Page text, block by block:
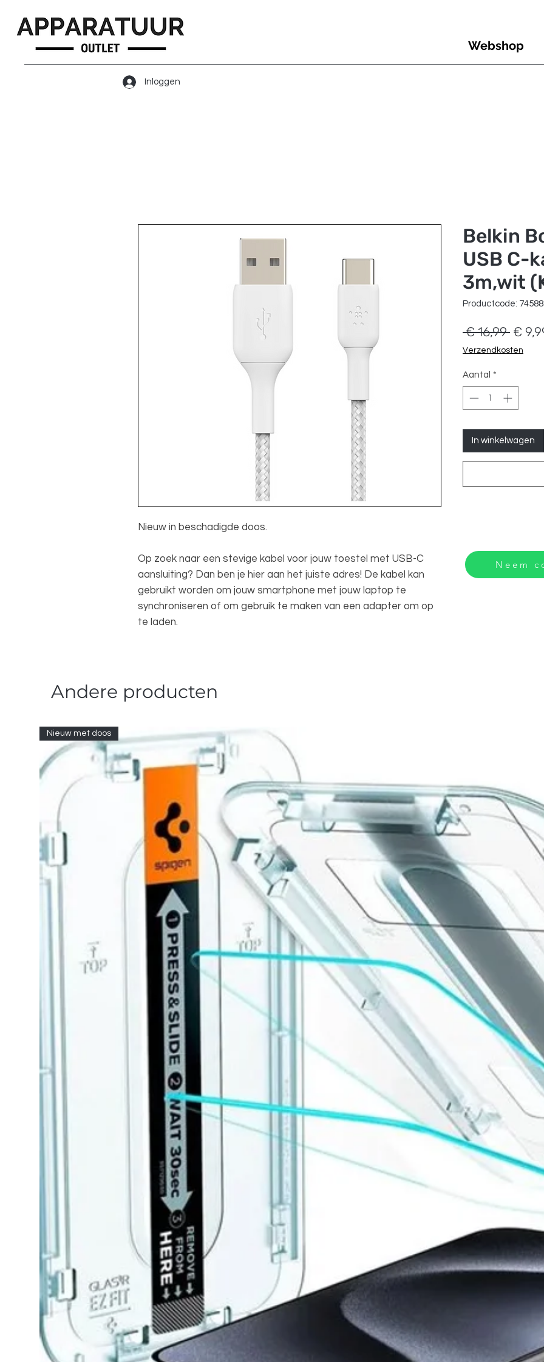
Inloggen
Webshop
Nieuw in beschadigde doos.
Op zoek naar een stevige kabel voor jouw toestel met USB-C
aansluiting? Dan ben je hier aan het juiste adres! De kabel kan
gebruikt worden om jouw smartphone met jouw laptop te
synchroniseren of om gebruik te maken van een adapter om op
te laden.
Belkin
USB C-
3m,wit
Productcode:
€ 16,99
prijs
€
Verzendkosten
Aantal *
In winkelwagen
Neem
Andere producten
Nieuw met doos